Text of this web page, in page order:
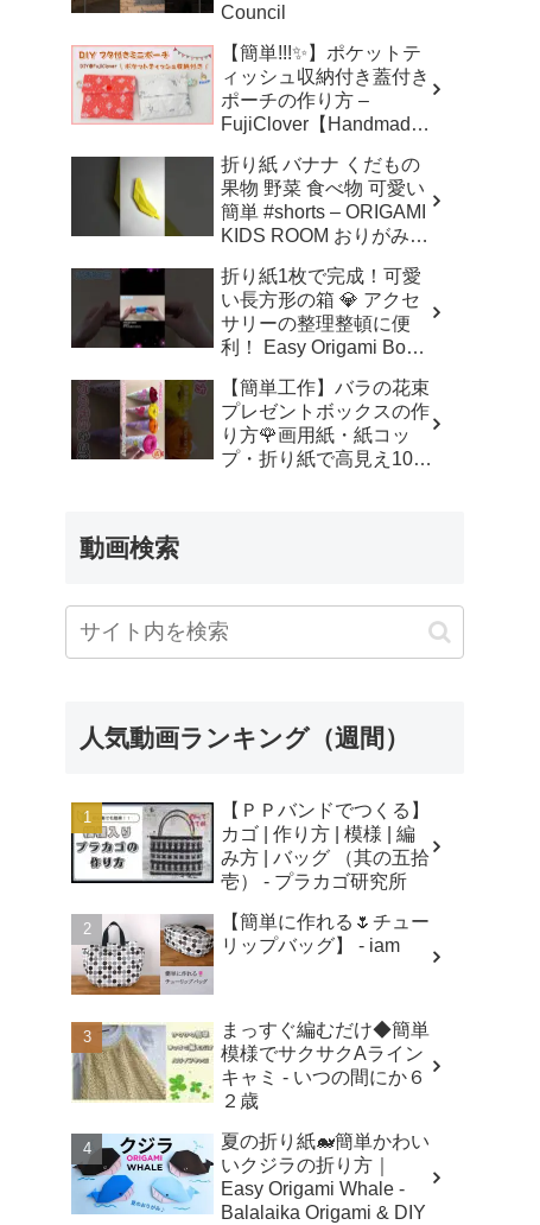
Council
【簡単!!!✨】ポケットテ
ィッシュ収納付き蓋付き
ポーチの作り方 –
FujiClover【Handmade
折り紙 バナナ くだもの
果物 野菜 食べ物 可愛い
簡単 #shorts – ORIGAMI
KIDS ROOM おりがみキ
折り紙1枚で完成！可愛
い長方形の箱 💎 アクセ
サリーの整理整頓に便
利！ Easy Origami Box |
子 クリスマス 箱 は
こ – Origami hana’s
channel
【簡単工作】バラの花束
プレゼントボックスの作
り方🌹画用紙・紙コッ
プ・折り紙で高見え100
動画検索
人気動画ランキング（週間）
【ＰＰバンドでつくる】
カゴ | 作り方 | 模様 | 編
み方 | バッグ （其の五拾
壱） - プラカゴ研究所
【簡単に作れる🌷チュー
リップバッグ】 - iam
まっすぐ編むだけ◆簡単
模様でサクサクAライン
キャミ - いつの間にか６
２歳
夏の折り紙🐋簡単かわい
いクジラの折り方｜
Easy Origami Whale -
Balalaika Origami & DIY